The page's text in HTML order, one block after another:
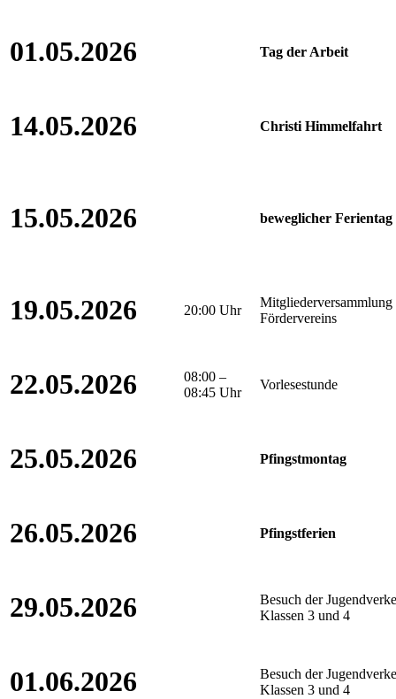
01.05.2026 Tag der Arbeit
14.05.2026 Christi Himmelfahrt
15.05.2026 beweglicher Ferientag
19.05.2026 20:00 Uhr
Mitgliederversammlung
Fördervereins
22.05.2026
08:00 –
08:45 Uhr
Vorlesestunde
25.05.2026 Pfingstmontag
26.05.2026 Pfingstferien
29.05.2026
Besuch der
Klassen 3 und 4
01.06.2026
Besuch der
Klassen 3 und 4